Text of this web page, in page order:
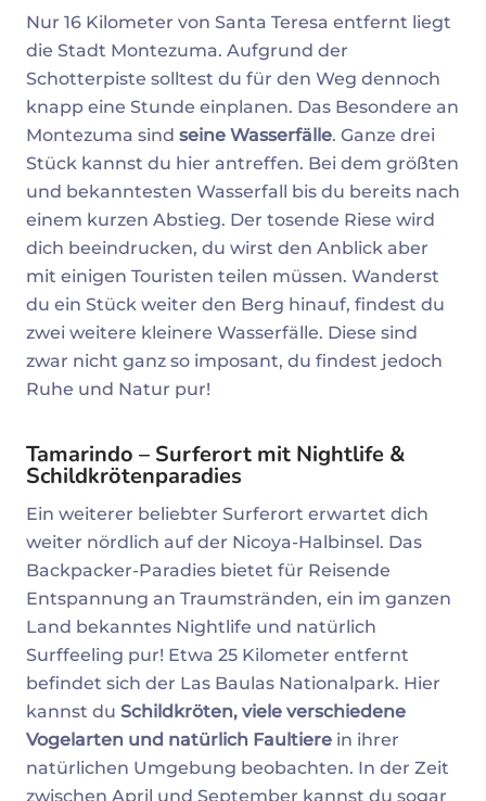
Nur 16 Kilometer von Santa Teresa entfernt liegt
die Stadt Montezuma. Aufgrund der
Schotterpiste solltest du für den Weg dennoch
knapp eine Stunde einplanen. Das Besondere an
Montezuma sind seine Wasserfälle. Ganze drei
Stück kannst du hier antreffen. Bei dem größten
und bekanntesten Wasserfall bis du bereits nach
einem kurzen Abstieg. Der tosende Riese wird
dich beeindrucken, du wirst den Anblick aber
mit einigen Touristen teilen müssen. Wanderst
du ein Stück weiter den Berg hinauf, findest du
zwei weitere kleinere Wasserfälle. Diese sind
zwar nicht ganz so imposant, du findest jedoch
Ruhe und Natur pur!
Tamarindo – Surferort mit Nightlife &
Schildkrötenparadies
Ein weiterer beliebter Surferort erwartet dich
weiter nördlich auf der Nicoya-Halbinsel. Das
Backpacker-Paradies bietet für Reisende
Entspannung an Traumstränden, ein im ganzen
Land bekanntes Nightlife und natürlich
Surffeeling pur! Etwa 25 Kilometer entfernt
befindet sich der Las Baulas Nationalpark. Hier
kannst du Schildkröten, viele verschiedene
Vogelarten und natürlich Faultiere in ihrer
natürlichen Umgebung beobachten. In der Zeit
zwischen April und September kannst du sogar